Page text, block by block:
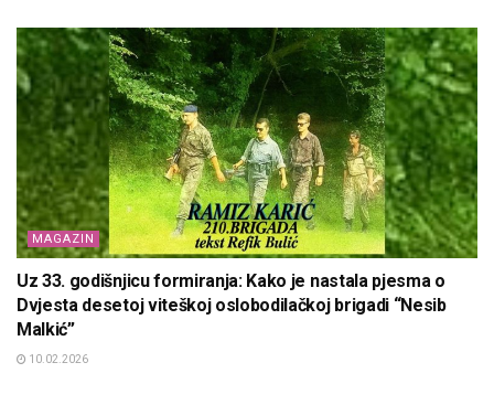
MAGAZIN
Uz 33. godišnjicu formiranja: Kako je nastala pjesma o
Dvjesta desetoj viteškoj oslobodilačkoj brigadi “Nesib
Malkić”
10.02.2026